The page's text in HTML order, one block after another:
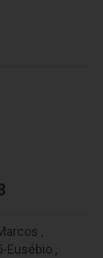
,
Eusébio ,